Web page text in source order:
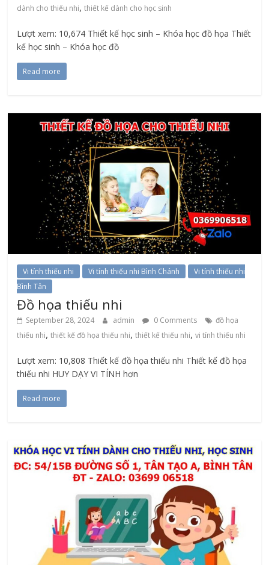
dành cho thiếu nhi,thiết kế dành cho học sinh
Lượt xem: 10,674 Thiết kế học sinh – Khóa học đồ họa Thiết
kế học sinh – Khóa học đồ
Read more
Vi tính thiếu nhi Vi tính thiếu nhi Bình Chánh
Vi tính thiếu nhi
Bình Tân
Đồ họa thiếu nhi
September 28, 2024 admin 0 Comments
đồ họa
thiếu nhi,thiết kế đồ họa thiếu nhi,thiết kế thiếu nhi,vi tính thiếu nhi
Lượt xem: 10,808 Thiết kế đồ họa thiếu nhi Thiết kế đồ họa
thiếu nhi HUY DẠY VI TÍNH hơn
Read more